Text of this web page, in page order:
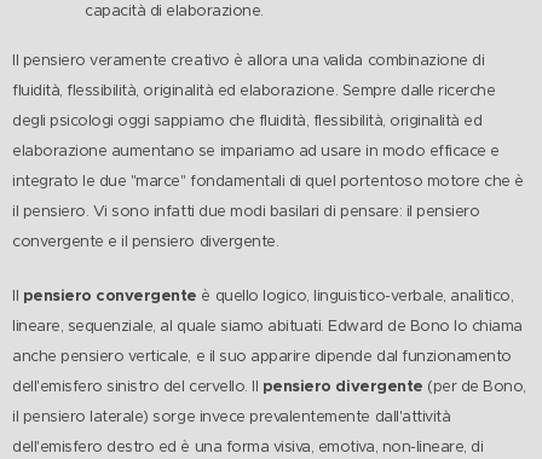
capacità di elaborazione.
Il pensiero veramente creativo è allora una valida combinazione di
fluidità, flessibilità, originalità ed elaborazione. Sempre dalle ricerche
degli psicologi oggi sappiamo che fluidità, flessibilità, originalità ed
elaborazione aumentano se impariamo ad usare in modo efficace e
integrato le due "marce" fondamentali di quel portentoso motore che è
il pensiero. Vi sono infatti due modi basilari di pensare: il pensiero
convergente e il pensiero divergente.
Il pensiero convergente è quello logico, linguistico-verbale, analitico,
lineare, sequenziale, al quale siamo abituati. Edward de Bono lo chiama
anche pensiero verticale, e il suo apparire dipende dal funzionamento
dell'emisfero sinistro del cervello. Il pensiero divergente (per de Bono,
il pensiero laterale) sorge invece prevalentemente dall'attività
dell'emisfero destro ed è una forma visiva, emotiva, non-lineare, di